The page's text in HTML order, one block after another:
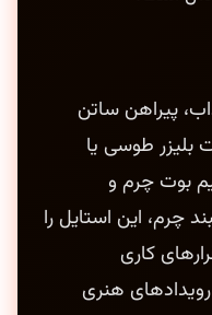
پیراهن ساتن
بلیزر طوسی یا
بوت چرم و
چرم، این استایل را
کاری
هنری